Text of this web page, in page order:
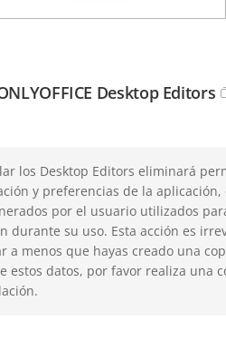
Desktop Editors
los Desktop Editors eliminará
y preferencias de la
por el usuario utilizados
durante su uso. Esta acción es
a menos que hayas creado una
estos datos, por favor realiza una